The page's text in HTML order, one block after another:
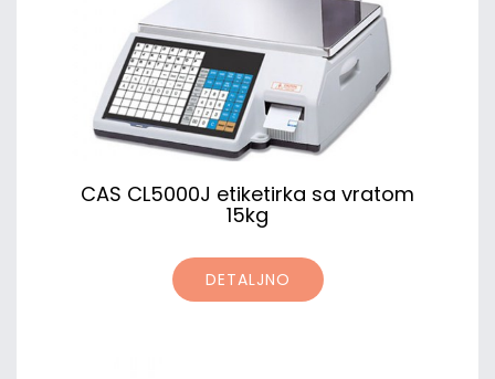
CAS CL5000J etiketirka sa vratom
15kg
DETALJNO